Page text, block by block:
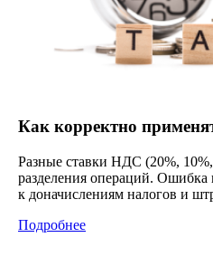
Как корректно
Разные ставки НДС (20%,
разделения операций. Ошибка
к доначислениям налогов и
Подробнее